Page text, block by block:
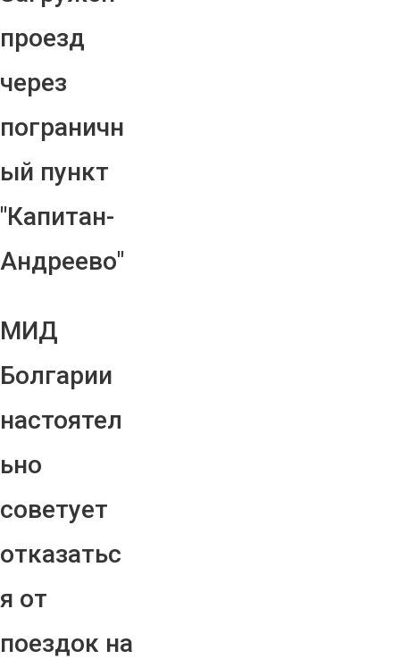
проезд
через
пограничн
ый пункт
"Капитан-
Андреево"
МИД
Болгарии
настоятел
ьно
советует
отказатьс
я от
поездок на